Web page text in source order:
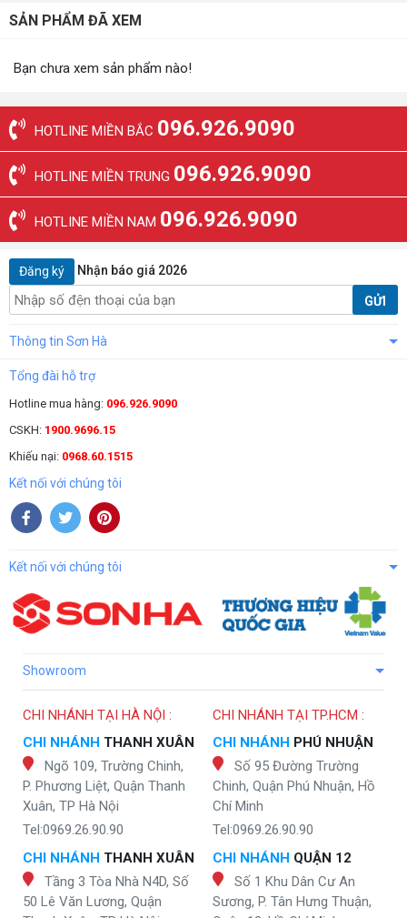
SẢN PHẨM ĐÃ XEM
Bạn chưa xem sản phẩm nào!
HOTLINE MIỀN BẮC 096.926.9090
HOTLINE MIỀN TRUNG 096.926.9090
HOTLINE MIỀN NAM 096.926.9090
Đăng ký Nhận báo giá 2026
GỬI
Thông tin Sơn Hà
Tổng đài hỗ trợ
Hotline mua hàng: 096.926.9090
CSKH: 1900.9696.15
Khiếu nại: 0968.60.1515
Kết nối với chúng tôi
Kết nối với chúng tôi
Showroom
CHI NHÁNH TẠI HÀ NỘI :
CHI NHÁNH THANH XUÂN
Ngõ 109, Trường Chinh,
P. Phương Liệt, Quận Thanh
Xuân, TP Hà Nội
Tel:0969.26.90.90
CHI NHÁNH THANH XUÂN
Tầng 3 Tòa Nhà N4D, Số
50 Lê Văn Lương, Quận
CHI NHÁNH TẠI TP.HCM :
CHI NHÁNH PHÚ NHUẬN
Số 95 Đường Trường
Chinh, Quận Phú Nhuận, Hồ
Chí Minh
Tel:0969.26.90.90
CHI NHÁNH QUẬN 12
Số 1 Khu Dân Cư An
Sương, P. Tân Hưng Thuận,